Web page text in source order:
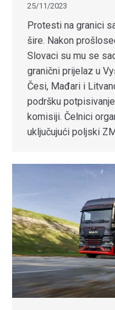
25/11/2023
Protesti na granici
šire. Nakon
Slovaci su mu se
granični prijelaz u
Česi, Mađari i
podršku
komisiji. Čelnici
uključujući poljski